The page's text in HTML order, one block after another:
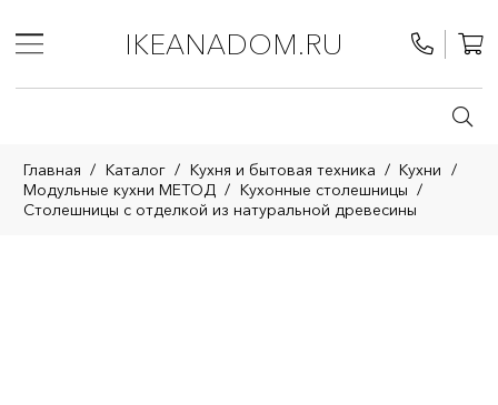
IKEANADOM.RU
Главная / Каталог / Кухня и бытовая техника / Кухни /
Модульные кухни МЕТОД / Кухонные столешницы /
Столешницы с отделкой из натуральной древесины